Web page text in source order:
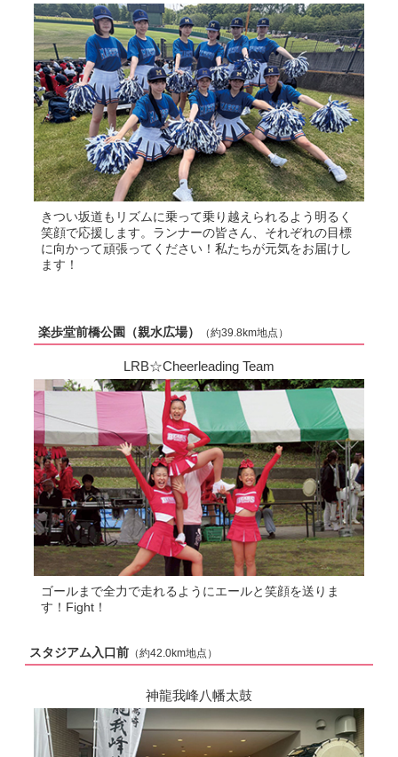
きつい坂道もリズムに乗って乗り越えられるよう明るく
笑顔で応援します。ランナーの皆さん、それぞれの目標
に向かって頑張ってください！私たちが元気をお届けし
ます！
楽歩堂前橋公園（親水広場） （約39.8km地点）
LRB☆Cheerleading Team
ゴールまで全力で走れるようにエールと笑顔を送りま
す！Fight！
スタジアム入口前 （約42.0km地点）
神龍我峰八幡太鼓